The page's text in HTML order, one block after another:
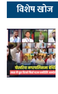
विशेष खोज